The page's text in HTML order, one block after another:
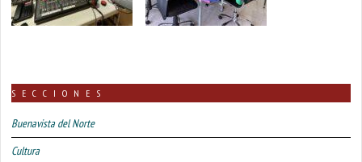
SECCIONES
Buenavista del Norte
Cultura